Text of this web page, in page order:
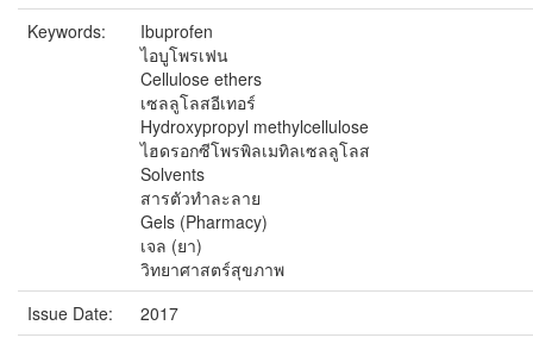
Keywords:
Ibuprofen
ไอบูโพรเฟน
Cellulose ethers
เซลลูโลสอีเทอร์
Hydroxypropyl methylcellulose
ไฮดรอกซีโพรพิลเมทิลเซลลูโลส
Solvents
สารตัวทำละลาย
Gels (Pharmacy)
เจล (ยา)
วิทยาศาสตร์สุขภาพ
Issue Date:
2017